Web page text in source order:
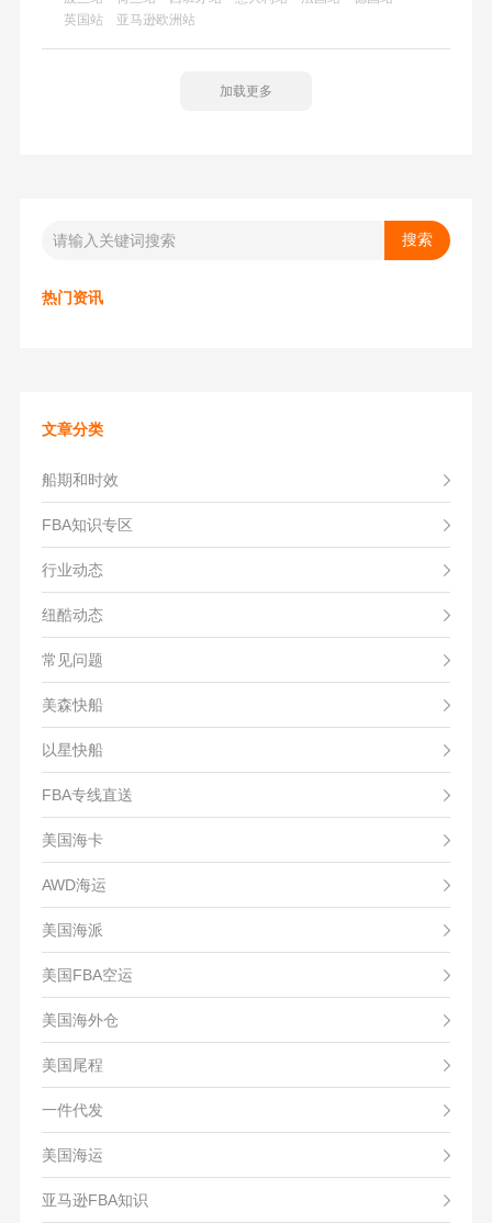
是许多跨国电商经营的重要一环。
英国站
亚马逊欧洲站
加载更多
热门资讯
文章分类
船期和时效
FBA知识专区
行业动态
纽酷动态
常见问题
美森快船
以星快船
FBA专线直送
美国海卡
AWD海运
美国海派
美国FBA空运
美国海外仓
美国尾程
一件代发
美国海运
亚马逊FBA知识